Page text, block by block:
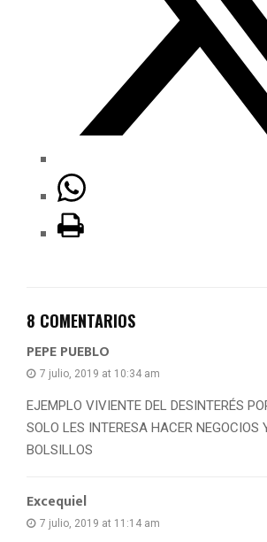
8 COMENTARIOS
PEPE PUEBLO
7 julio, 2019 at 10:34 am
EJEMPLO VIVIENTE DEL DESINTERÉS
SOLO LES INTERESA HACER NEGOCIOS
BOLSILLOS
Excequiel
7 julio, 2019 at 11:14 am